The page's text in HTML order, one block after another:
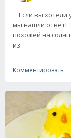
Если вы хотели
мы нашли ответ!
похожей на
из
Комментировать